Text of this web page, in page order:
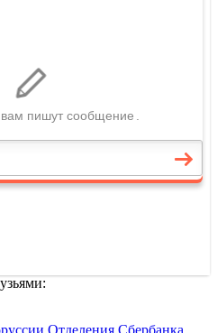
Отделения Сбербанка